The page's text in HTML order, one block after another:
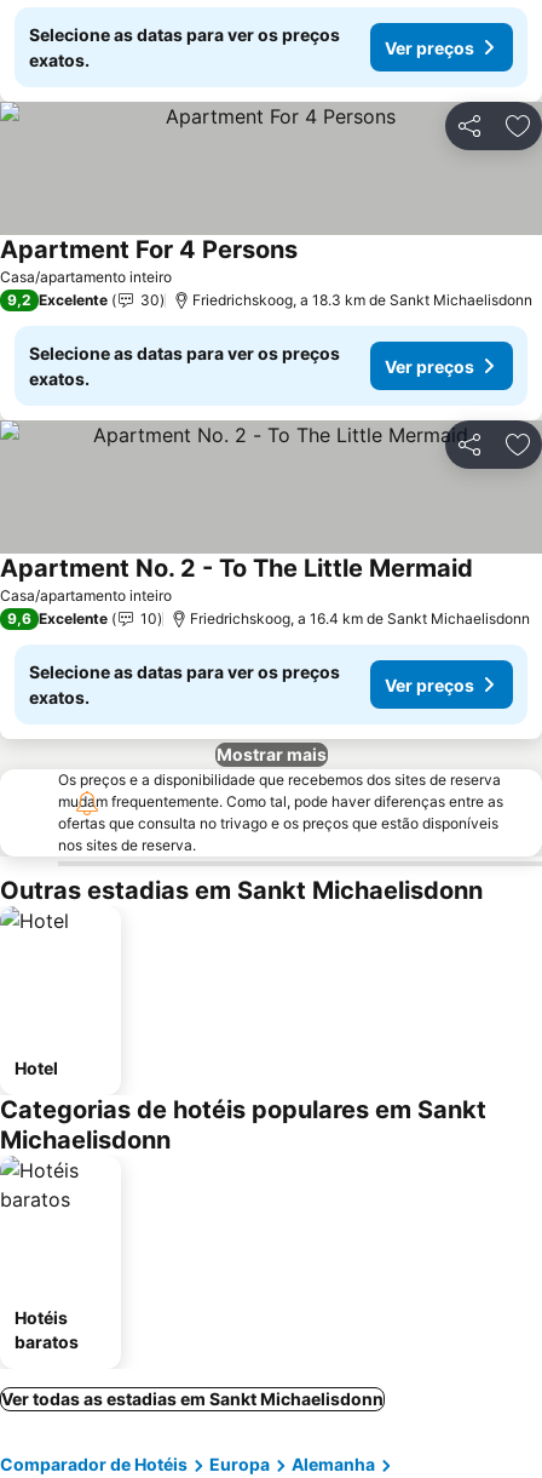
Selecione as datas para ver os preços
exatos.
Ver preços
Partilhar
Casa/apartamento inteiro
Apartment For 4 Persons
9,2 Excelente 30 Friedrichskoog, a 18.3 km de Sankt Michaelisdonn
Selecione as datas para ver os preços
exatos.
Ver preços
Partilhar
Casa/apartamento inteiro
Apartment No. 2 - To The Little Mermaid
9,6 Excelente 10 Friedrichskoog, a 16.4 km de Sankt Michaelisdonn
Selecione as datas para ver os preços
exatos.
Ver preços
Mostrar mais
Os preços e a disponibilidade que recebemos dos sites de reserva
mudam frequentemente. Como tal, pode haver diferenças entre as
ofertas que consulta no trivago e os preços que estão disponíveis
nos sites de reserva.
Outras estadias em Sankt Michaelisdonn
Hotel
Categorias de hotéis populares em Sankt
Michaelisdonn
Hotéis
baratos
Ver todas as estadias em Sankt Michaelisdonn
Comparador de Hotéis Europa
Alemanha